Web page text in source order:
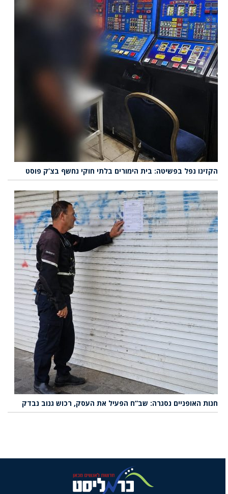
הקזינו נפל בפשיטה: בית הימורים בלתי חוקי נחשף בצ’ק פוסט
חנות האופניים נסגרה: שב”ח הפעיל את העסק, רכוש גנוב נבדק